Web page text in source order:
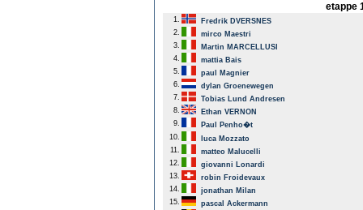
etappe
1.
Fredrik DVERSNES
2.
mirco Maestri
3.
Martin MARCELLUSI
4.
mattia Bais
5.
paul Magnier
6.
dylan Groenewegen
7.
Tobias Lund Andresen
8.
Ethan VERNON
9.
Paul Penho�t
10.
luca Mozzato
11.
matteo Malucelli
12.
giovanni Lonardi
13.
robin Froidevaux
14.
jonathan Milan
15.
pascal Ackermann